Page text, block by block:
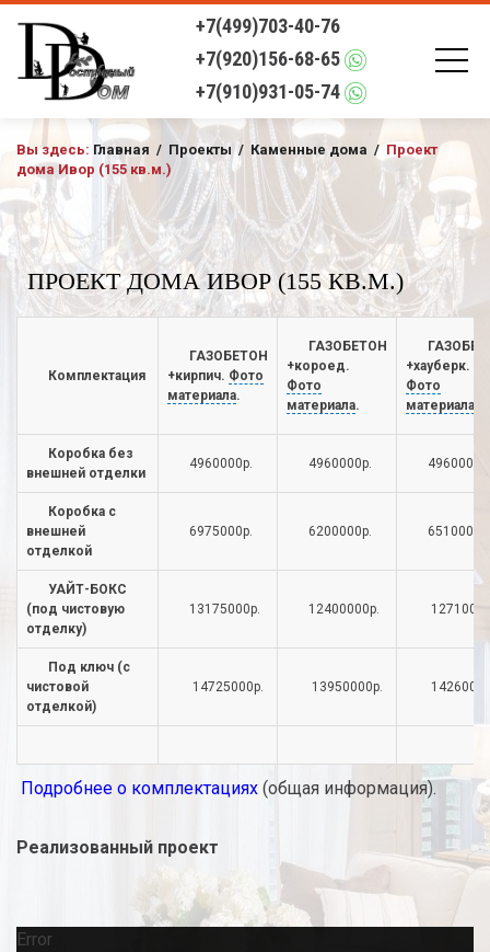
+7(499)703-40-76
+7(920)156-68-65
+7(910)931-05-74
Вы здесь: Главная / Проекты / Каменные дома / Проект
дома Ивор (155 кв.м.)
ПРОЕКТ ДОМА ИВОР (155 КВ.М.)
Комплектация
ГАЗОБЕТОН
+кирпич. Фото
материала.
ГАЗОБЕТОН
+короед.
Фото
материала.
+хауберк.
Фото
материала
Коробка без
внешней отделки
4960000р. 4960000р. 4960000р.
Коробка с
внешней
отделкой
6975000р. 6200000р. 6510000р.
УАЙТ-БОКС
(под чистовую
отделку)
13175000р. 12400000р.
Под ключ (с
чистовой
отделкой)
14725000р. 13950000р.
Подробнее о комплектациях (общая информация).
Реализованный проект
Error